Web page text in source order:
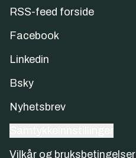
RSS-feed forside
Facebook
Linkedin
Bsky
Nyhetsbrev
Vilkår og bruksbetingelser